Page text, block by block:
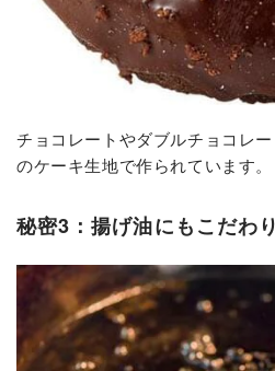
チョコレートやダブルチョコレ
のケーキ生地で作られています。
秘密3：揚げ油にもこだわ